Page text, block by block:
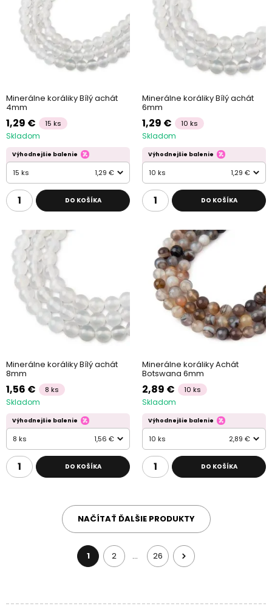
Minerálne koráliky Bílý achát
4mm
1,29 € 15 ks
Skladom
Výhodnejšie balenie
15 ks 1,29 €
DO KOŠÍKA
Minerálne koráliky Bílý achát
6mm
1,29 € 10 ks
Skladom
Výhodnejšie balenie
10 ks 1,29 €
DO KOŠÍKA
Minerálne koráliky Bílý achát
8mm
1,56 € 8 ks
Skladom
Výhodnejšie balenie
8 ks 1,56 €
DO KOŠÍKA
Minerálne koráliky Achát
Botswana 6mm
2,89 € 10 ks
Skladom
Výhodnejšie balenie
10 ks 2,89 €
DO KOŠÍKA
NAČÍTAŤ ĎALŠIE PRODUKTY
1 2 … 26